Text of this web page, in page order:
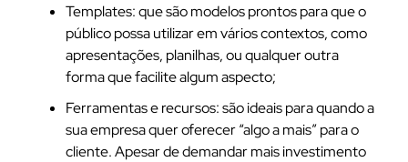
Templates: que são modelos prontos para que o
público possa utilizar em vários contextos, como
apresentações, planilhas, ou qualquer outra
forma que facilite algum aspecto;
Ferramentas e recursos: são ideais para quando a
sua empresa quer oferecer “algo a mais” para o
cliente. Apesar de demandar mais investimento